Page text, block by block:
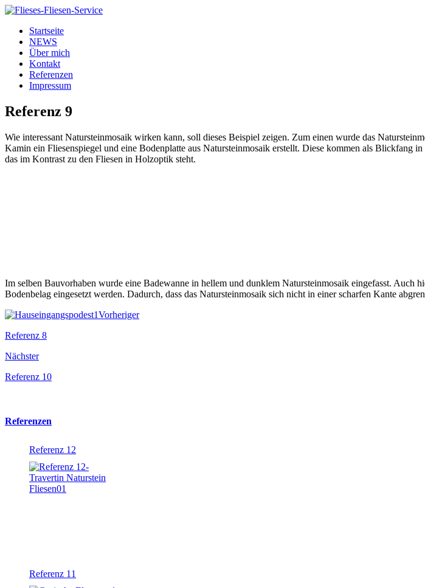
Startseite
NEWS
Über mich
Kontakt
Referenzen
Impressum
Referenz 9
Wie interessant Natursteinmosaik wirken kann, soll dieses Beispiel zeigen. Zum einen wurde das
Kamin ein Fliesenspiegel und eine Bodenplatte aus Natursteinmosaik erstellt. Diese kommen als Blickfang
das im Kontrast zu den Fliesen in Holzoptik steht.
Im selben Bauvorhaben wurde eine Badewanne in hellem und dunklem Natursteinmosaik eingefasst. Auch
Bodenbelag eingesetzt werden. Dadurch, dass das Natursteinmosaik sich nicht in einer scharfen Kante
Vorheriger
Referenz 8
Nächster
Referenz 10
Referenzen
Referenz 12
Referenz 11